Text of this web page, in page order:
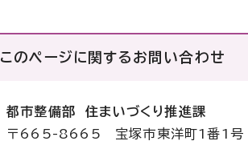
このページに関する お問い合わせ
都市整備部 住まいづくり推進課
〒665-8665 宝塚市東洋町1番1